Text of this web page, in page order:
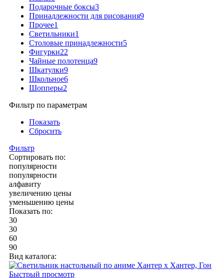
Подарочные боксы3
Принадлежности для рисования9
Прочее1
Светильники1
Столовые принадлежности5
Фигурки22
Чайные полотенца9
Шкатулки9
Школьное6
Шопперы2
Фильтр по параметрам
Показать
Сбросить
Фильтр
Сортировать по:
популярности
популярности
алфавиту
увеличению цены
уменьшению цены
Показать по:
30
30
60
90
Вид каталога:
Быстрый просмотр